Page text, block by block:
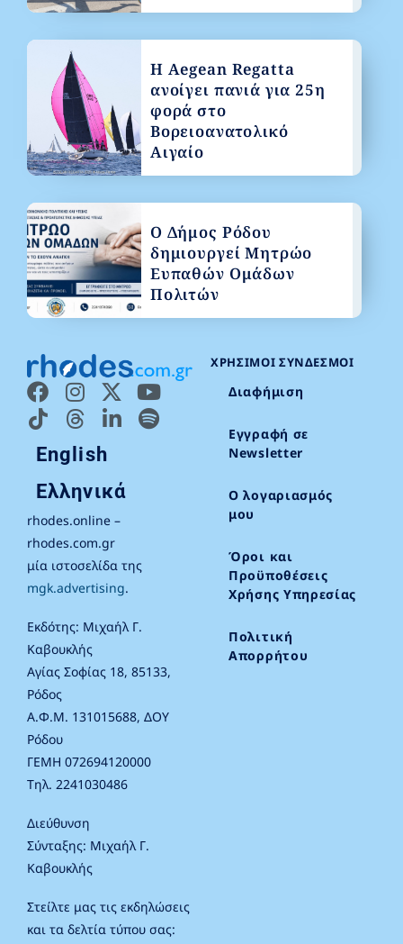
English
Ελληνικά
rhodes.online –
rhodes.com.gr
μία ιστοσελίδα της
mgk.advertising.
Εκδότης: Μιχαήλ Γ.
Καβουκλής
Αγίας Σοφίας 18, 85133,
Ρόδος
Α.Φ.Μ. 131015688, ΔΟΥ
Ρόδου
ΓΕΜΗ 072694120000
Τηλ. 2241030486
Διεύθυνση
Σύνταξης: Μιχαήλ Γ.
Καβουκλής
Στείλτε μας τις εκδηλώσεις
και τα δελτία τύπου σας:
ΧΡΉΣΙΜΟΙ ΣΎΝΔΕΣΜΟΙ
Διαφήμιση
Εγγραφή σε
Newsletter
Ο λογαριασμός
μου
Όροι και
Προϋποθέσεις
Χρήσης Υπηρεσίας
Πολιτική
Απορρήτου
Η Aegean Regatta
ανοίγει πανιά για 25η
φορά στο
Βορειοανατολικό
Αιγαίο
Ο Δήμος Ρόδου
δημιουργεί Μητρώο
Ευπαθών Ομάδων
Πολιτών